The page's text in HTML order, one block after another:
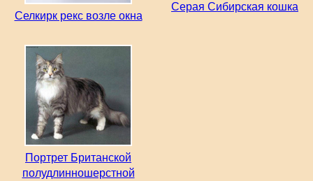
Селкирк рекс возле окна
Серая Сибирская кошка
Портрет Британской
полудлинношерстной